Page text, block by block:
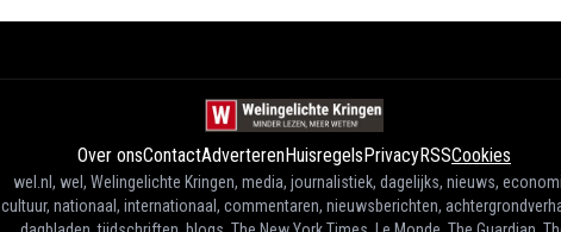
Over onsContactAdverterenHuisregelsPrivacyRSSCookies
wel.nl, wel, Welingelichte Kringen, media, journalistiek, dagelijks, nieuws,
cultuur, nationaal, internationaal, commentaren, nieuwsberichten,